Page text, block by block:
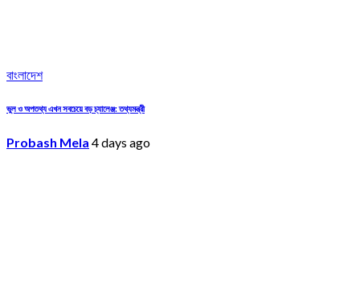
বাংলাদেশ
ভুল ও অপতথ্য এখন সবচেয়ে বড় চ্যালেঞ্জ: তথ্যমন্ত্রী
Probash Mela 4 days ago